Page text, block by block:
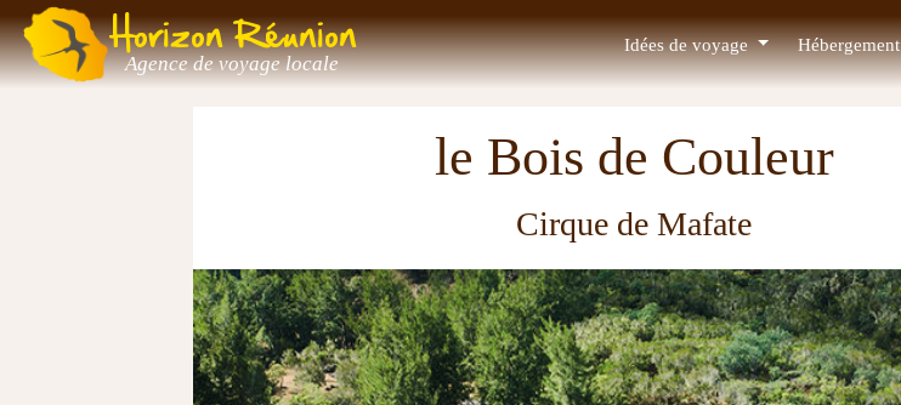
Horizon Réunion
Agence de voyage locale
Idées de voyage Hébergement
le Bois de Couleur
Cirque de Mafate